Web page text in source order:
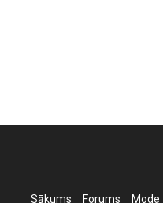
Sākums Forums Mode